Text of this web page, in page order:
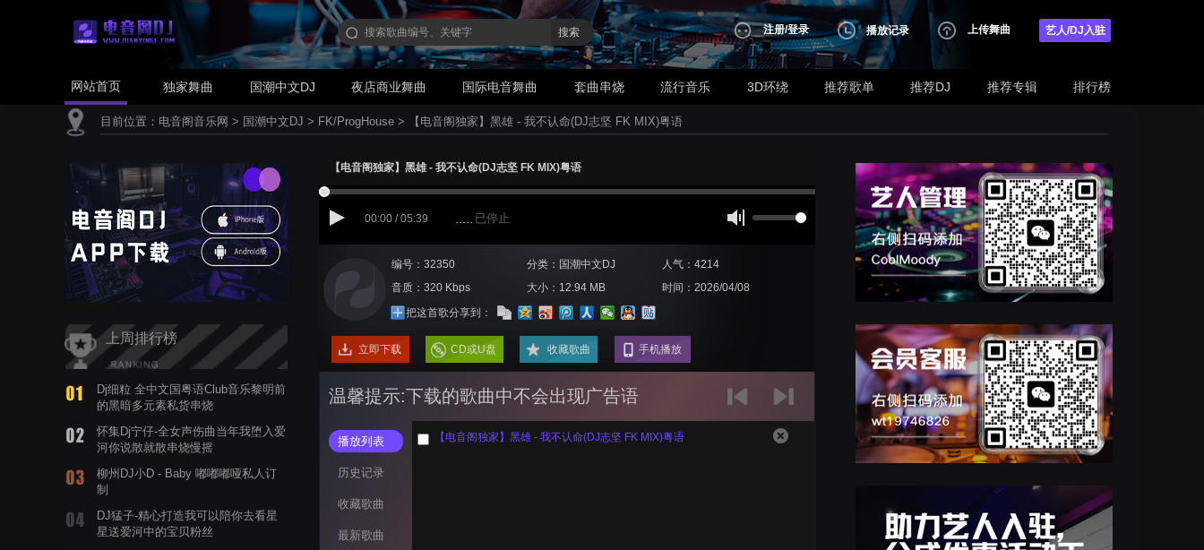
搜索 注册/登录 播放记录 上传舞曲 艺人/DJ入驻
网站首页 独家舞曲 国潮中文DJ 夜店商业舞曲 国际电音舞曲 套曲串烧 流行音乐 3D环绕 推荐歌单 推荐DJ 推荐专辑 排行榜
目前位置： 电音阁音乐网 > 国潮中文DJ > FK/ProgHouse > 【电音阁独家】黑雄 - 我不认命(DJ志坚 FK MIX)粤语
上周排行榜
Dj细粒 全中文国粤语Club音乐黎明前
的黑暗多元素私货串烧
怀集Dj宁仔-全女声伤曲当年我堕入爱
河你说散就散串烧慢摇
柳州DJ小D - Baby 嘟嘟嘟哑私人订
制
DJ猛子-精心打造我可以陪你去看星
星送爱河中的宝贝粉丝
【电音阁独家】黑雄 - 我不认命(DJ志坚 FK MIX)粤语
00:00 / 05:39 已停止
编号：32350 分类：国潮中文DJ
人气：4214
音质：320 Kbps
大小：12.94 MB
时间：2026/04/08
把这首歌分享到：
立即下载 CD或U盘 收藏歌曲 手机播放
温馨提示:下载的歌曲中不会出现广告语
播放列表
历史记录
收藏歌曲
最新歌曲
【电音阁独家】黑雄 - 我不认命(DJ志坚 FK MIX)粤语